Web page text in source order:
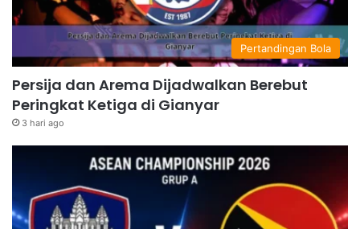
Pertandingan Bola
Persija dan Arema Dijadwalkan Berebut
Peringkat Ketiga di Gianyar
3 hari ago